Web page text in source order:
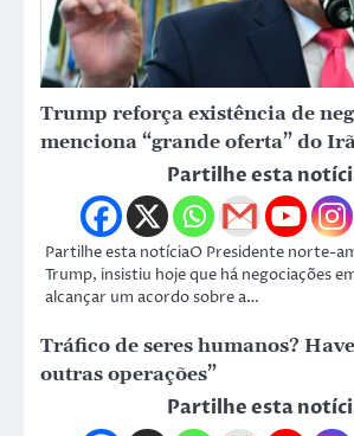
Trump reforça existência de
menciona “grande oferta” do
Partilhe esta
Partilhe esta notíciaO Presidente norte-
Trump, insistiu hoje que há negociações
alcançar um acordo sobre a…
Tráfico de seres humanos?
outras operações”
Partilhe esta